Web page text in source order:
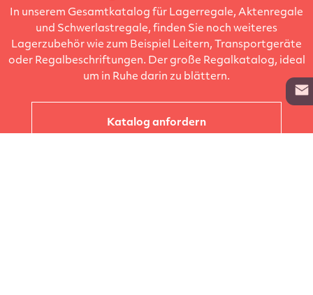
In unserem Gesamtkatalog für Lagerregale, Aktenregale
und Schwerlastregale, finden Sie noch weiteres
Lagerzubehör wie zum Beispiel Leitern, Transportgeräte
oder Regalbeschriftungen. Der große Regalkatalog, ideal
um in Ruhe darin zu blättern.
Katalog anfordern